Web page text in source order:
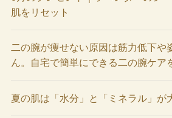
肌をリセット
二の腕が痩せない原因は筋力低下や
ん。自宅で簡単にできる二の腕ケア
夏の肌は「水分」と「ミネラル」が